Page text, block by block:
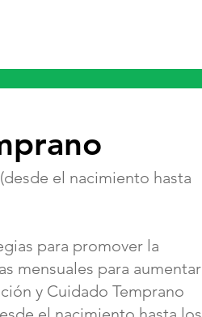
el nacimiento hasta
para promover la
mensuales para aumentar
y Cuidado Temprano